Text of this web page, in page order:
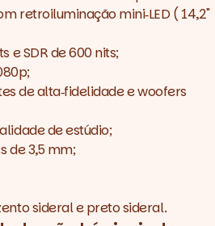
retro­iluminação mini‑LED ( 14,2"
e SDR de 600 nits;
de alta‑fidelidade e woofers
de estúdio;
de 3,5 mm;
sideral e preto sideral.